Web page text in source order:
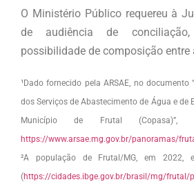
O Ministério Público requereu à
de audiência de
possibilidade de composição entre
¹Dado fornecido pela ARSAE, no
dos Serviços de Abastecimento de Água e de
Município de Frutal
https://www.arsae.mg.gov.br/panoramas/
²A população de Frutal/MG, em 2022,
(https://cidades.ibge.gov.br/brasil/mg/frutal/